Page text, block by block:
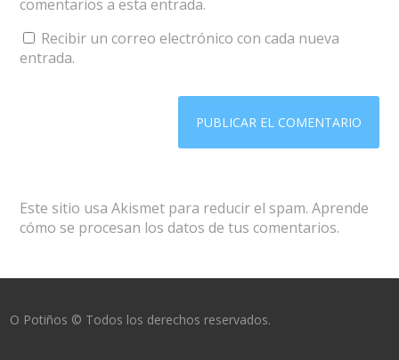
comentarios a esta entrada.
Recibir un correo electrónico con cada nueva
entrada.
Este sitio usa Akismet para reducir el spam. Aprende
cómo se procesan los datos de tus comentarios.
O Potiños © Todos los derechos reservados.